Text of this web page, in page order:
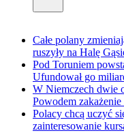
Całe polany
ruszyły na Halę
Pod Toruniem
Ufundował go
W Niemczech dwie
Powodem zakażenie
Polacy chcą uczyć
zainteresowanie